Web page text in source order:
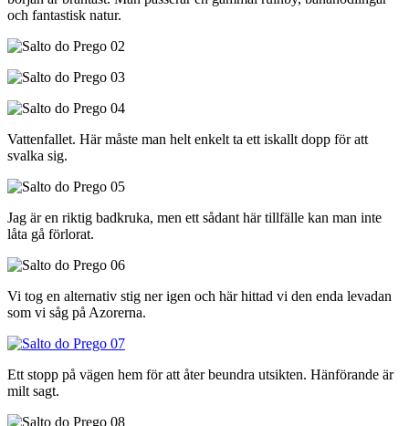
och fantastisk natur.
Vattenfallet. Här måste man helt enkelt ta ett iskallt dopp för att
svalka sig.
Jag är en riktig badkruka, men ett sådant här tillfälle kan man inte
låta gå förlorat.
Vi tog en alternativ stig ner igen och här hittad vi den enda levadan
som vi såg på Azorerna.
Ett stopp på vägen hem för att åter beundra utsikten. Hänförande är
milt sagt.